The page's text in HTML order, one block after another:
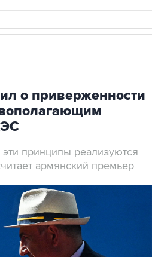
о приверженности
принципы реализуются
армянский премьер